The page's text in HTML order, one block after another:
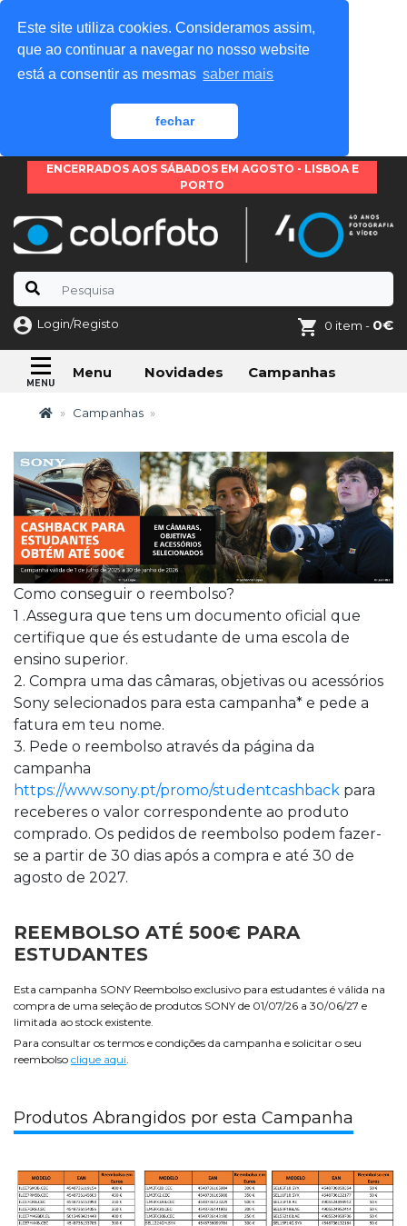
Este site utiliza cookies. Consideramos assim,
que ao continuar a navegar no nosso website
está a consentir as mesmas saber mais
fechar
ENCERRADOS AOS SÁBADOS EM AGOSTO - LISBOA E
PORTO
Login/Registo 0 item - 0€
Menu Novidades Campanhas
Campanhas
Como conseguir o reembolso?
1 .Assegura que tens um documento oficial que
certifique que és estudante de uma escola de
ensino superior.
2. Compra uma das câmaras, objetivas ou acessórios
Sony selecionados para esta campanha* e pede a
fatura em teu nome.
3. Pede o reembolso através da página da
campanha
https://www.sony.pt/promo/studentcashback para
receberes o valor correspondente ao produto
comprado. Os pedidos de reembolso podem fazer-
se a partir de 30 dias após a compra e até 30 de
agosto de 2027.
REEMBOLSO ATÉ 500€ PARA
ESTUDANTES
Esta campanha SONY Reembolso exclusivo para estudantes é válida na
compra de uma seleção de produtos SONY de 01/07/26 a 30/06/27 e
limitada ao stock existente.
Para consultar os termos e condições da campanha e solicitar o seu
reembolso clique aqui
Produtos Abrangidos por esta Campanha